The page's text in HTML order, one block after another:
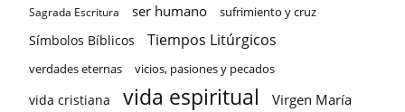
Sagrada Escritura ser humano sufrimiento y cruz
Símbolos Bíblicos Tiempos Litúrgicos
verdades eternas vicios, pasiones y pecados
vida cristiana vida espiritual Virgen María